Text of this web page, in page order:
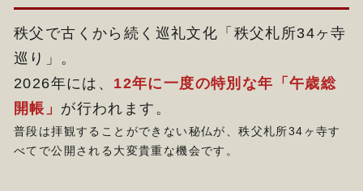
秩父で古くから続く巡礼文化「秩父札所34ヶ寺
巡り」。
2026年には、 12年に一度の特別な年「午歳総
開帳」 が行われます。
普段は拝観することができない秘仏が、秩父札所34ヶ寺す
べてで公開される大変貴重な機会です。